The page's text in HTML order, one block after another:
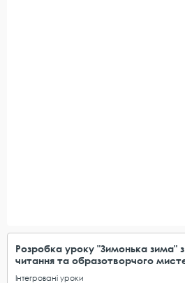
Розробка уроку "Зимонька зима"
читання та образотворчого
Інтегровані уроки